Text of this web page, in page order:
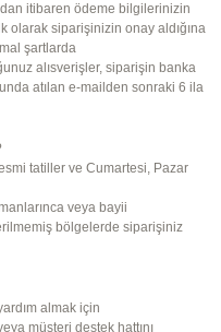
itibaren ödeme bilgilerinizin
olarak siparişinizin onay aldığına
şartlarda
alısverişler, siparişin banka
atılan e-mailden sonraki 6 ila
tatiller ve Cumartesi, Pazar
veya bayii
bölgelerde siparişiniz
almak için
müşteri destek hattını